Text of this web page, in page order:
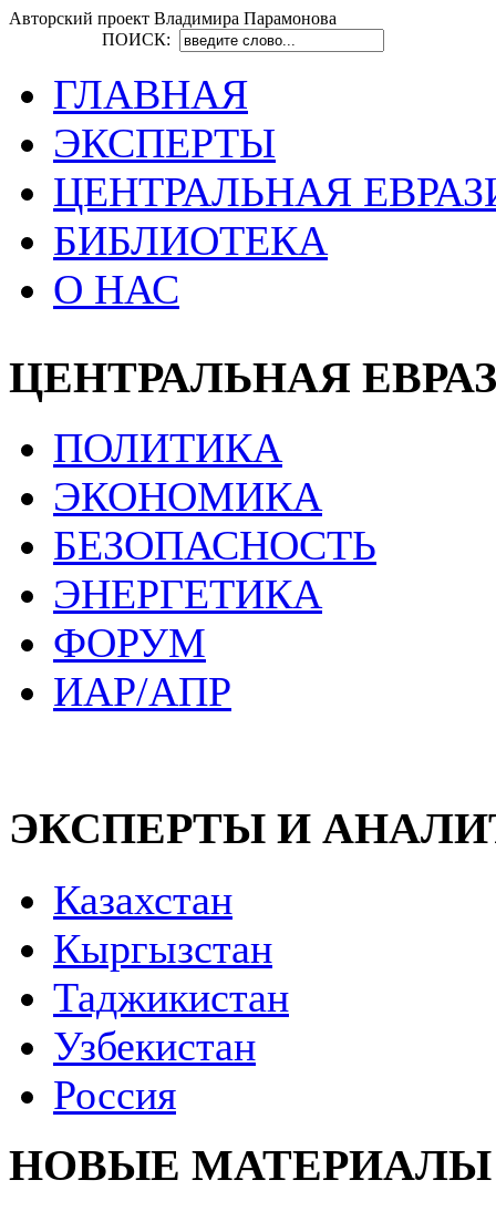
Авторский проект Владимира Парамонова
ПОИСК:
ГЛАВНАЯ
ЭКСПЕРТЫ
ЦЕНТРАЛЬНАЯ
БИБЛИОТЕКА
О НАС
ЦЕНТРАЛЬНАЯ
ПОЛИТИКА
ЭКОНОМИКА
БЕЗОПАСНОСТЬ
ЭНЕРГЕТИКА
ФОРУМ
ИАР/АПР
ЭКСПЕРТЫ И
Казахстан
Кыргызстан
Таджикистан
Узбекистан
Россия
НОВЫЕ МАТЕРИАЛЫ